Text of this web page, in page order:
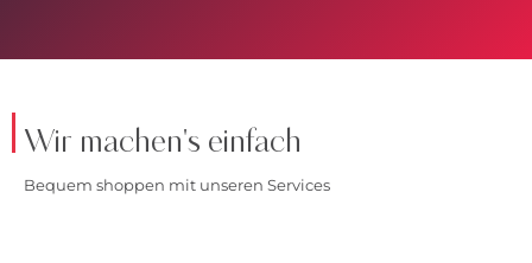
Wir machen's einfach
Bequem shoppen mit unseren Services